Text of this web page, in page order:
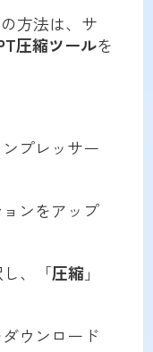
方法は、サ
圧縮ツールを
プレッサー
ンをアップ
、「圧縮」
ウンロード